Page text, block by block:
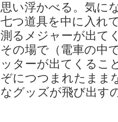
思い浮かべる。気に
七つ道具を中に入れ
測るメジャーが出て
その場で（電車の中
ッターが出てくるこ
ぞにつつまれたまま
なグッズが飛び出す